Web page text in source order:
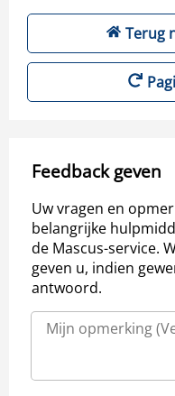
Terug
Feedback geven
Uw vragen en
belangrijke
de Mascus-service.
geven u, indien
antwoord.